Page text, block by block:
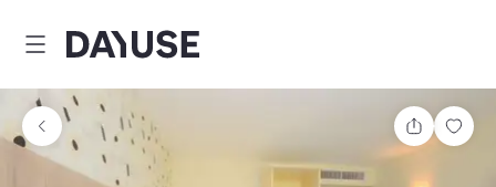
Dayuse
Teilen